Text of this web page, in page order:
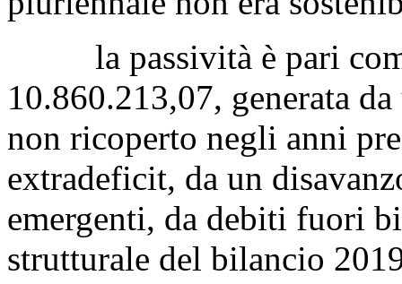
la passività è pari
10.860.213,07, generata
non ricoperto negli anni
extradeficit, da un
emergenti, da debiti fuori
strutturale del bilancio